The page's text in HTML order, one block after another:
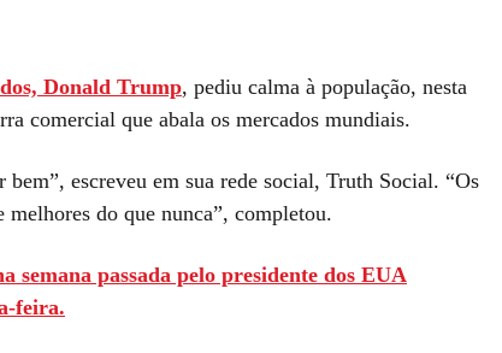
Donald Trump, pediu calma à população, nesta
comercial que abala os mercados mundiais.
escreveu em sua rede social, Truth Social. “Os
melhores do que nunca”, completou.
semana passada pelo presidente dos EUA
feira.